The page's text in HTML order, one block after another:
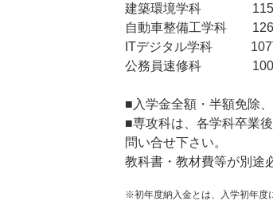
建築環境学科 115
自動車整備工学科 126
ITデジタル学科 107
公務員速修科 100
■入学金全額・半額免除
■専攻科は、各学科卒業
問い合せ下さい。
教科書・教材費等が別途
※初年度納入金とは、入学初年度